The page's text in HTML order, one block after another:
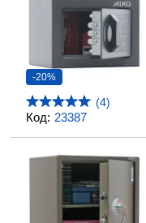
Код: 23387
-20%
(4)